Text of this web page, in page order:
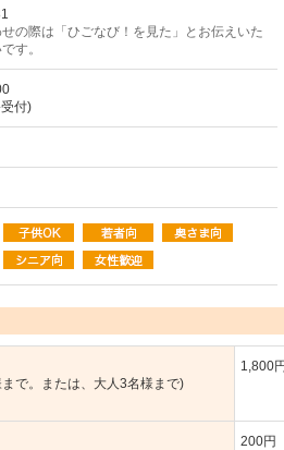
の際は「ひごなび！を見た」とお伝えいた
す。
付)
で。または、大人3名様まで)
1,800円
200円